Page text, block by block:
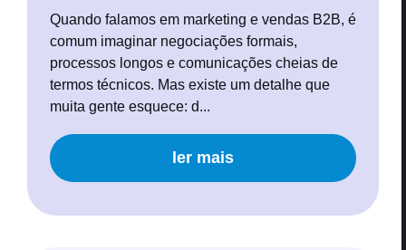
Quando falamos em marketing e vendas B2B, é
comum imaginar negociações formais,
processos longos e comunicações cheias de
termos técnicos. Mas existe um detalhe que
muita gente esquece: d...
ler mais